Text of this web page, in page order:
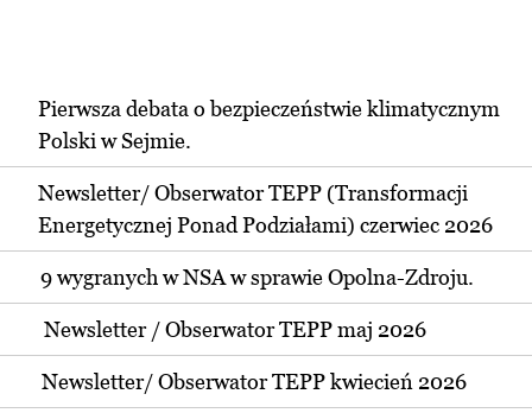
Pierwsza debata o bezpieczeństwie klimatycznym
Polski w Sejmie.
Newsletter/ Obserwator TEPP (Transformacji
Energetycznej Ponad Podziałami) czerwiec 2026
9 wygranych w NSA w sprawie Opolna-Zdroju.
Newsletter / Obserwator TEPP maj 2026
Newsletter/ Obserwator TEPP kwiecień 2026